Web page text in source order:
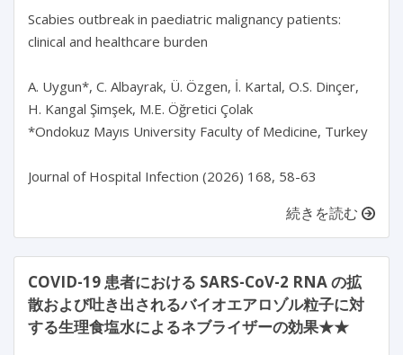
Scabies outbreak in paediatric malignancy patients:
clinical and healthcare burden
A. Uygun*, C. Albayrak, Ü. Özgen, İ. Kartal, O.S. Dinçer,
H. Kangal Şimşek, M.E. Öğretici Çolak
*Ondokuz Mayıs University Faculty of Medicine, Turkey
Journal of Hospital Infection (2026) 168, 58-63
続きを読む
COVID-19 患者における SARS-CoV-2 RNA の拡
散および吐き出されるバイオエアロゾル粒子に対
する生理食塩水によるネブライザーの効果★★